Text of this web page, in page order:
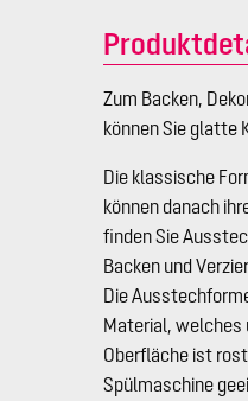
Zum Backen,
können Sie glatte
Die klassische
können danach
finden Sie
Backen und
Die
Material, welches
Oberfläche ist
Spülmaschine